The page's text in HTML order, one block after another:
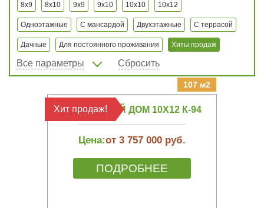
Все параметры Сбросить
8x9 8x10 9x9 9x10 10x10 10x12
Одноэтажные С мансардой Двухэтажные С террасой
Дачные Для постоянного проживания Хиты продаж
107 м2
КАРКАСНЫЙ ДОМ 10Х12 К-94
Цена:от 3 757 000 руб.
ПОДРОБНЕЕ
Хит продаж!